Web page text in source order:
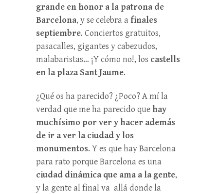
grande en honor a la patrona de
Barcelona, y se celebra a finales
septiembre. Conciertos gratuitos,
pasacalles, gigantes y cabezudos,
malabaristas… ¡Y cómo no!, los castells
en la plaza Sant Jaume.
¿Qué os ha parecido? ¿Poco? A mí la
verdad que me ha parecido que hay
muchísimo por ver y hacer además
de ir a ver la ciudad y los
monumentos. Y es que hay Barcelona
para rato porque Barcelona es una
ciudad dinámica que ama a la gente,
y la gente al final va allá donde la